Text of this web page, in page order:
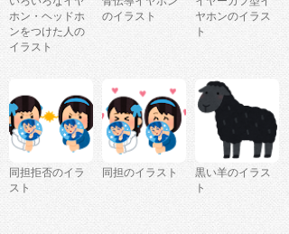
ホン・ヘッドホ
ンをつけた人の
イラスト
のイラスト
ヤホンのイラス
ト
同担拒否のイラ
スト
同担のイラスト
黒い羊のイラス
ト